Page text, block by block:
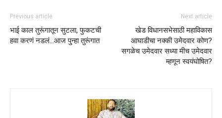
Previous article
भाई काल तुरूंगातून सुटला, फुकटची
हवा करणं नडलं…आज पु्न्हा तुरूंगात
Next article
खेड विधानसभेसाठी महाविकास
आघाडीचा नक्की उमेदवार कोण?
सगळेच उमेदवार सध्या मीच उमेदवार
म्हणून स्वयंघोषित?